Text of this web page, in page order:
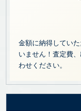
金額に納得してい
いません！査定費
わせください。